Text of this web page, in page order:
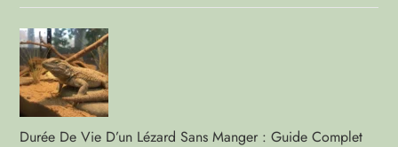
Durée De Vie D’un Lézard Sans Manger : Guide Complet